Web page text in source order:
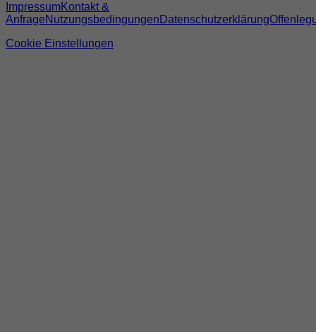
ImpressumKontakt &
AnfrageNutzungsbedingungen Datenschutzerklärung
Cookie Einstellungen